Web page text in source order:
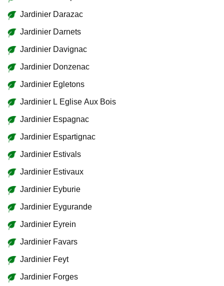
Jardinier Darazac
Jardinier Darnets
Jardinier Davignac
Jardinier Donzenac
Jardinier Egletons
Jardinier L Eglise Aux Bois
Jardinier Espagnac
Jardinier Espartignac
Jardinier Estivals
Jardinier Estivaux
Jardinier Eyburie
Jardinier Eygurande
Jardinier Eyrein
Jardinier Favars
Jardinier Feyt
Jardinier Forges